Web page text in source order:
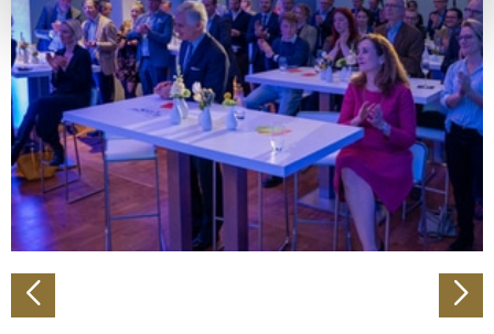
bestimmten Merkmalen (Fingerprinting) identifizieren
Erfahren Sie mehr darüber, wie Ihre persönlichen Daten
verarbeitet werden, und legen Sie Ihre Präferenzen im
Abschnitt Einzelheitenfest.
Wir verwenden Cookies, um Inhalte und Anzeigen zu
personalisieren, Funktionen für soziale Medien anbieten
zu können und die Zugriffe auf unsere Website zu
analysieren. Außerdem geben wir Informationen zu Ihrer
Verwendung unserer Website an unsere Partner für
soziale Medien, Werbung und Analysen weiter. Unsere
Partner führen diese Informationen möglicherweise mit